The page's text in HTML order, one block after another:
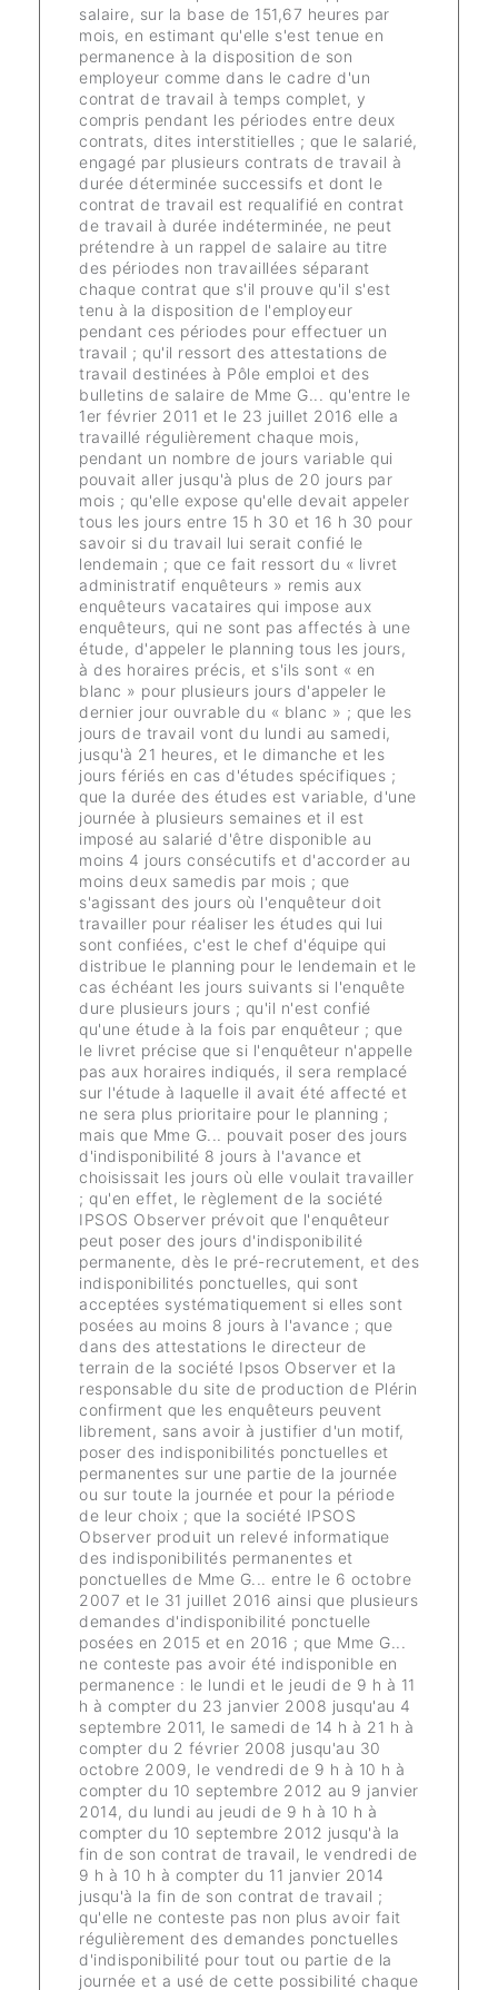
salaire, sur la base de 151,67 heures par
mois, en estimant qu'elle s'est tenue en
permanence à la disposition de son
employeur comme dans le cadre d'un
contrat de travail à temps complet, y
compris pendant les périodes entre deux
contrats, dites interstitielles ; que le salarié,
engagé par plusieurs contrats de travail à
durée déterminée successifs et dont le
contrat de travail est requalifié en contrat
de travail à durée indéterminée, ne peut
prétendre à un rappel de salaire au titre
des périodes non travaillées séparant
chaque contrat que s'il prouve qu'il s'est
tenu à la disposition de l'employeur
pendant ces périodes pour effectuer un
travail ; qu'il ressort des attestations de
travail destinées à Pôle emploi et des
bulletins de salaire de Mme G... qu'entre le
1er février 2011 et le 23 juillet 2016 elle a
travaillé régulièrement chaque mois,
pendant un nombre de jours variable qui
pouvait aller jusqu'à plus de 20 jours par
mois ; qu'elle expose qu'elle devait appeler
tous les jours entre 15 h 30 et 16 h 30 pour
savoir si du travail lui serait confié le
lendemain ; que ce fait ressort du « livret
administratif enquêteurs » remis aux
enquêteurs vacataires qui impose aux
enquêteurs, qui ne sont pas affectés à une
étude, d'appeler le planning tous les jours,
à des horaires précis, et s'ils sont « en
blanc » pour plusieurs jours d'appeler le
dernier jour ouvrable du « blanc » ; que les
jours de travail vont du lundi au samedi,
jusqu'à 21 heures, et le dimanche et les
jours fériés en cas d'études spécifiques ;
que la durée des études est variable, d'une
journée à plusieurs semaines et il est
imposé au salarié d'être disponible au
moins 4 jours consécutifs et d'accorder au
moins deux samedis par mois ; que
s'agissant des jours où l'enquêteur doit
travailler pour réaliser les études qui lui
sont confiées, c'est le chef d'équipe qui
distribue le planning pour le lendemain et le
cas échéant les jours suivants si l'enquête
dure plusieurs jours ; qu'il n'est confié
qu'une étude à la fois par enquêteur ; que
le livret précise que si l'enquêteur n'appelle
pas aux horaires indiqués, il sera remplacé
sur l'étude à laquelle il avait été affecté et
ne sera plus prioritaire pour le planning ;
mais que Mme G... pouvait poser des jours
d'indisponibilité 8 jours à l'avance et
choisissait les jours où elle voulait travailler
; qu'en effet, le règlement de la société
IPSOS Observer prévoit que l'enquêteur
peut poser des jours d'indisponibilité
permanente, dès le pré-recrutement, et des
indisponibilités ponctuelles, qui sont
acceptées systématiquement si elles sont
posées au moins 8 jours à l'avance ; que
dans des attestations le directeur de
terrain de la société Ipsos Observer et la
responsable du site de production de Plérin
confirment que les enquêteurs peuvent
librement, sans avoir à justifier d'un motif,
poser des indisponibilités ponctuelles et
permanentes sur une partie de la journée
ou sur toute la journée et pour la période
de leur choix ; que la société IPSOS
Observer produit un relevé informatique
des indisponibilités permanentes et
ponctuelles de Mme G... entre le 6 octobre
2007 et le 31 juillet 2016 ainsi que plusieurs
demandes d'indisponibilité ponctuelle
posées en 2015 et en 2016 ; que Mme G...
ne conteste pas avoir été indisponible en
permanence : le lundi et le jeudi de 9 h à 11
h à compter du 23 janvier 2008 jusqu'au 4
septembre 2011, le samedi de 14 h à 21 h à
compter du 2 février 2008 jusqu'au 30
octobre 2009, le vendredi de 9 h à 10 h à
compter du 10 septembre 2012 au 9 janvier
2014, du lundi au jeudi de 9 h à 10 h à
compter du 10 septembre 2012 jusqu'à la
fin de son contrat de travail, le vendredi de
9 h à 10 h à compter du 11 janvier 2014
jusqu'à la fin de son contrat de travail ;
qu'elle ne conteste pas non plus avoir fait
régulièrement des demandes ponctuelles
d'indisponibilité pour tout ou partie de la
journée et a usé de cette possibilité chaque